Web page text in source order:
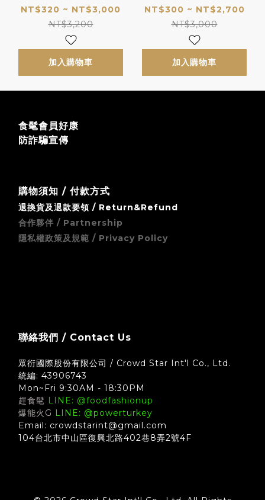
你欲罷不能的新肉感
體驗
NT$320 ~ NT$3,000
NT$3,200
加入購物車
最渴望的肌肉線條
NT$300 ~ NT$2,700
NT$3,000
加入購物車
食髦會員好康
防詐騙宣傳
購物須知 / 付款方式
退換貨及退款要領 / Return&Refund
合作夥伴 / Partnership
隱私權政策及規範 / Privacy Policy
聯絡我們 / Contact Us
眾衍國際股份有限公司 / Crowd Star Int'l Co., Ltd.
統編: 43906743
Mon~Fri 9:30AM - 18:30PM
趕食髦 LINE: @foodfashionup
爆能火G LINE: @powerturkey
Email: crowdstarint@gmail.com
104台北市中山區復興北路402巷8弄2號4F